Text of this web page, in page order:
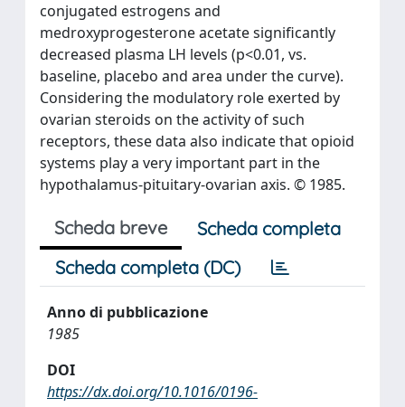
conjugated estrogens and
medroxyprogesterone acetate significantly
decreased plasma LH levels (p<0.01, vs.
baseline, placebo and area under the curve).
Considering the modulatory role exerted by
ovarian steroids on the activity of such
receptors, these data also indicate that opioid
systems play a very important part in the
hypothalamus-pituitary-ovarian axis. © 1985.
Scheda breve
Scheda completa
Scheda completa (DC)
Anno di pubblicazione
1985
DOI
https://dx.doi.org/10.1016/0196-